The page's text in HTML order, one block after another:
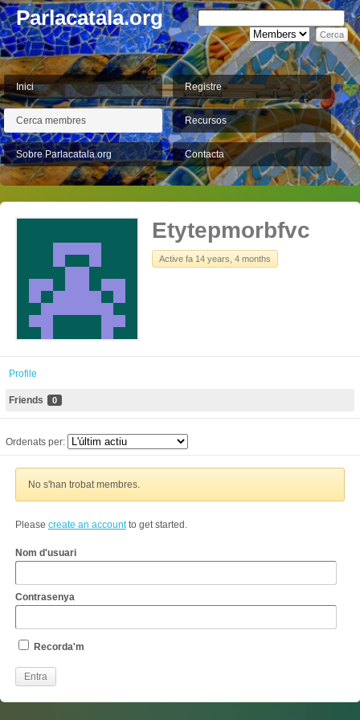
Parlacatala.org
Inici Registre
Cerca membres Recursos
Sobre Parlacatala.org Contacta
Etytepmorbfvc
Active fa 14 years, 4 months
Profile
Friends 0
Ordenats per:
No s'han trobat membres.
Please create an accountto get started.
Nom d'usuari
Contrasenya
Recorda'm